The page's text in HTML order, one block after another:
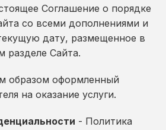
Соглашение о порядке
со всеми дополнениями и
дату, размещенное в
разделе Сайта.
образом оформленный
на оказание услуги.
- Политика